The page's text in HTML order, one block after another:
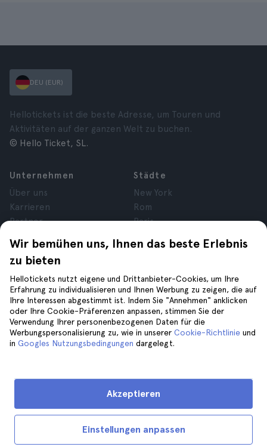
Wir bemühen uns, Ihnen das beste Erlebnis
zu bieten
Hellotickets nutzt eigene und Drittanbieter-Cookies, um Ihre
Erfahrung zu individualisieren und Ihnen Werbung zu zeigen, die auf
Ihre Interessen abgestimmt ist. Indem Sie "Annehmen" anklicken
oder Ihre Cookie-Präferenzen anpassen, stimmen Sie der
Verwendung Ihrer personenbezogenen Daten für die
Werbungspersonalisierung zu, wie in unserer Cookie-Richtlinie und
in Googles Nutzungsbedingungen dargelegt.
Einstellungen anpassen
Akzeptieren
DEU (EUR)
Hellotickets ist die beste Adresse, um Touren und
Aktivitäten auf der ganzen Welt zu buchen.
© Hello Ticket, SL.
Unternehmen
Über uns
Karrieren
Partner
Datenschutz
Allgemeine
Geschäftsbedingungen
Cookies
Impressum
Städte
New York
Rom
Paris
Granada
Teneriffa
Hilfe
Folge uns auf